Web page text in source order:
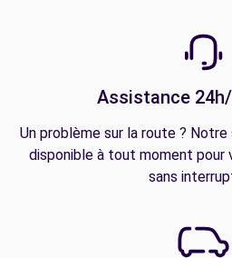
Assistance
Un problème sur la route ?
disponible à tout moment pour
sans